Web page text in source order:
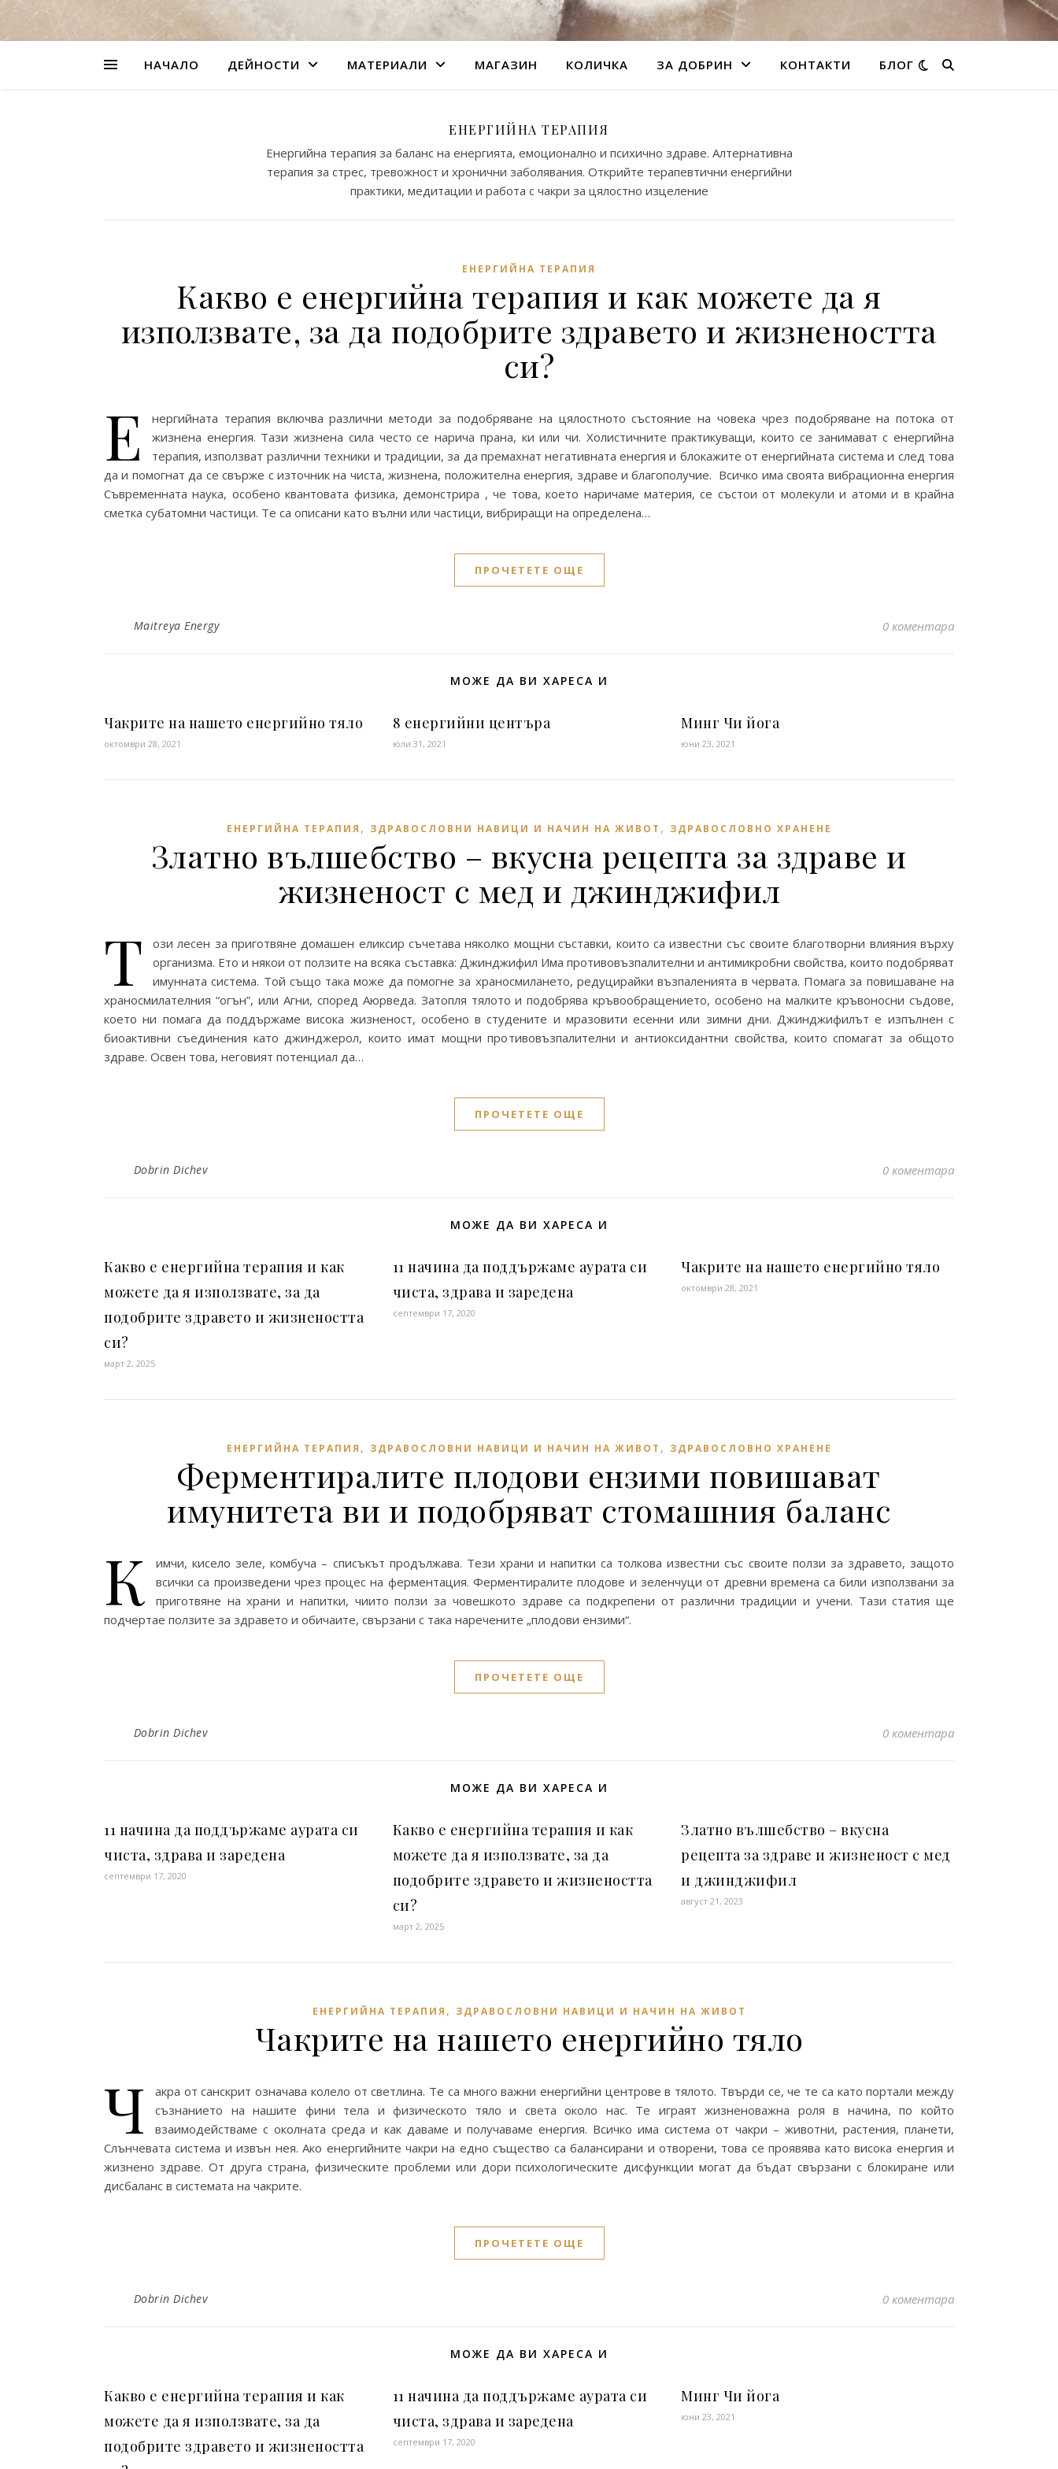
НАЧАЛО ДЕЙНОСТИ МАТЕРИАЛИ МАГАЗИН КОЛИЧКА ЗА ДОБРИН КОНТАКТИ БЛОГ
ЕНЕРГИЙНА ТЕРАПИЯ
Енергийна терапия за баланс на енергията, емоционално и психично здраве. Алтернативна
терапия за стрес, тревожност и хронични заболявания. Открийте терапевтични енергийни
практики, медитации и работа с чакри за цялостно изцеление
ЕНЕРГИЙНА ТЕРАПИЯ
Какво е енергийна терапия и как можете да я
използвате, за да подобрите здравето и жизнеността
си?
Е
нергийната терапия включва различни методи за подобряване на цялостното състояние на човека чрез подобряване на потока от
жизнена енергия. Тази жизнена сила често се нарича прана, ки или чи. Холистичните практикуващи, които се занимават с енергийна
терапия, използват различни техники и традиции, за да премахнат негативната енергия и блокажите от енергийната система и след това
да и помогнат да се свърже с източник на чиста, жизнена, положителна енергия, здраве и благополучие. Всичко има своята вибрационна енергия
Съвременната наука, особено квантовата физика, демонстрира , че това, което наричаме материя, се състои от молекули и атоми и в крайна
сметка субатомни частици. Те са описани като вълни или частици, вибриращи на определена…
ПРОЧЕТЕТЕ ОЩЕ
Maitreya Energy 0 коментара
МОЖЕ ДА ВИ ХАРЕСА И
Чакрите на нашето енергийно тяло
октомври 28, 2021
8 енергийни центъра
юли 31, 2021
Минг Чи йога
юни 23, 2021
ЕНЕРГИЙНА ТЕРАПИЯ , ЗДРАВОСЛОВНИ НАВИЦИ И НАЧИН НА ЖИВОТ , ЗДРАВОСЛОВНО ХРАНЕНЕ
Златно вълшебство – вкусна рецепта за здраве и
жизненост с мед и джинджифил
Т
ози лесен за приготвяне домашен еликсир съчетава няколко мощни съставки, които са известни със своите благотворни влияния върху
организма. Ето и някои от ползите на всяка съставка: Джинджифил Има противовъзпалителни и антимикробни свойства, които подобряват
имунната система. Той също така може да помогне за храносмилането, редуцирайки възпаленията в червата. Помага за повишаване на
храносмилателния “огън”, или Агни, според Аюрведа. Затопля тялото и подобрява кръвообращението, особено на малките кръвоносни съдове,
което ни помага да поддържаме висока жизненост, особено в студените и мразовити есенни или зимни дни. Джинджифилът е изпълнен с
биоактивни съединения като джинджерол, които имат мощни противовъзпалителни и антиоксидантни свойства, които спомагат за общото
здраве. Освен това, неговият потенциал да…
ПРОЧЕТЕТЕ ОЩЕ
Dobrin Dichev 0 коментара
МОЖЕ ДА ВИ ХАРЕСА И
Какво е енергийна терапия и как
можете да я използвате, за да
подобрите здравето и жизнеността
си?
март 2, 2025
11 начина да поддържаме аурата си
чиста, здрава и заредена
септември 17, 2020
Чакрите на нашето енергийно тяло
октомври 28, 2021
ЕНЕРГИЙНА ТЕРАПИЯ , ЗДРАВОСЛОВНИ НАВИЦИ И НАЧИН НА ЖИВОТ , ЗДРАВОСЛОВНО ХРАНЕНЕ
Ферментиралите плодови ензими повишават
имунитета ви и подобряват стомашния баланс
К
имчи, кисело зеле, комбуча – списъкът продължава. Тези храни и напитки са толкова известни със своите ползи за здравето, защото
всички са произведени чрез процес на ферментация. Ферментиралите плодове и зеленчуци от древни времена са били използвани за
приготвяне на храни и напитки, чиито ползи за човешкото здраве са подкрепени от различни традиции и учени. Тази статия ще
подчертае ползите за здравето и обичаите, свързани с така наречените „плодови ензими“.
ПРОЧЕТЕТЕ ОЩЕ
Dobrin Dichev 0 коментара
МОЖЕ ДА ВИ ХАРЕСА И
11 начина да поддържаме аурата си
чиста, здрава и заредена
септември 17, 2020
Какво е енергийна терапия и как
можете да я използвате, за да
подобрите здравето и жизнеността
си?
март 2, 2025
Златно вълшебство – вкусна
рецепта за здраве и жизненост с мед
и джинджифил
август 21, 2023
ЕНЕРГИЙНА ТЕРАПИЯ , ЗДРАВОСЛОВНИ НАВИЦИ И НАЧИН НА ЖИВОТ
Чакрите на нашето енергийно тяло
Ч
акра от санскрит означава колело от светлина. Те са много важни енергийни центрове в тялото. Твърди се, че те са като портали между
съзнанието на нашите фини тела и физическото тяло и света около нас. Те играят жизненоважна роля в начина, по който
взаимодействаме с околната среда и как даваме и получаваме енергия. Всичко има система от чакри – животни, растения, планети,
Слънчевата система и извън нея. Ако енергийните чакри на едно същество са балансирани и отворени, това се проявява като висока енергия и
жизнено здраве. От друга страна, физическите проблеми или дори психологическите дисфункции могат да бъдат свързани с блокиране или
дисбаланс в системата на чакрите.
ПРОЧЕТЕТЕ ОЩЕ
Dobrin Dichev 0 коментара
МОЖЕ ДА ВИ ХАРЕСА И
Какво е енергийна терапия и как
можете да я използвате, за да
подобрите здравето и жизнеността
11 начина да поддържаме аурата си
чиста, здрава и заредена
септември 17, 2020
Минг Чи йога
юни 23, 2021